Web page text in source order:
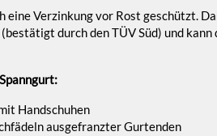
Verzinkung vor Rost geschützt.
durch den TÜV Süd) und
Handschuhen
ausgefranzter Gurtenden